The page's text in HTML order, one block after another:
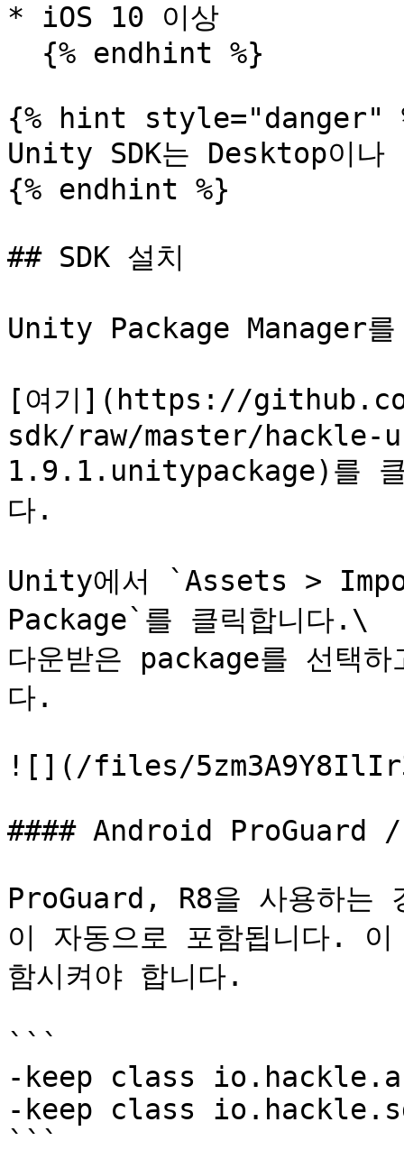
* iOS 10 이상
{% hint style="danger"
Unity SDK는 Desktop이
{% endhint %}
## SDK 설치
Unity Package Manager를
[여기](https://
sdk/raw/master/hackle-
1.9.1.unitypackage)를 클
다.
Unity에서 `Assets >
Package`를 클릭합니다.\
다운받은 package를 선택
다.
![](/files/
#### Android ProGuard
ProGuard, R8을 사용하는
이 자동으로 포함됩니다.
함시켜야 합니다.
```
-keep class
-keep class
```